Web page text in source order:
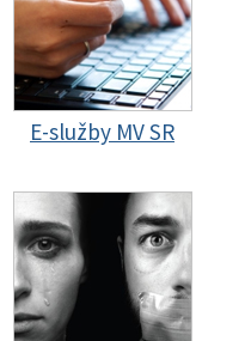
E-služby MV SR